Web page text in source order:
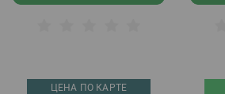
ЦЕНА ПО КАРТЕ